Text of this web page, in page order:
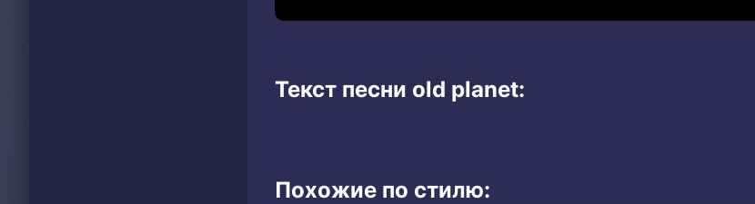
Текст песни old planet:
Похожие по стилю: